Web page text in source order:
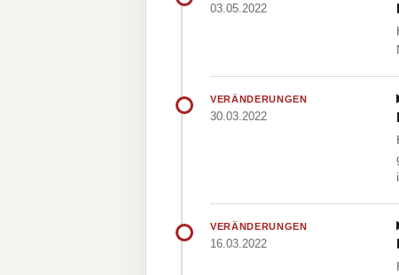
03.05.2022
VERÄNDERUNGEN
30.03.2022
VERÄNDERUNGEN
16.03.2022